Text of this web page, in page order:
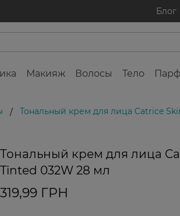
Блог
Макияж Волосы Тело
/ Тональный крем для лица Catrice
Тональный крем для лица
Tinted 032W 28 мл
319,99 ГРН